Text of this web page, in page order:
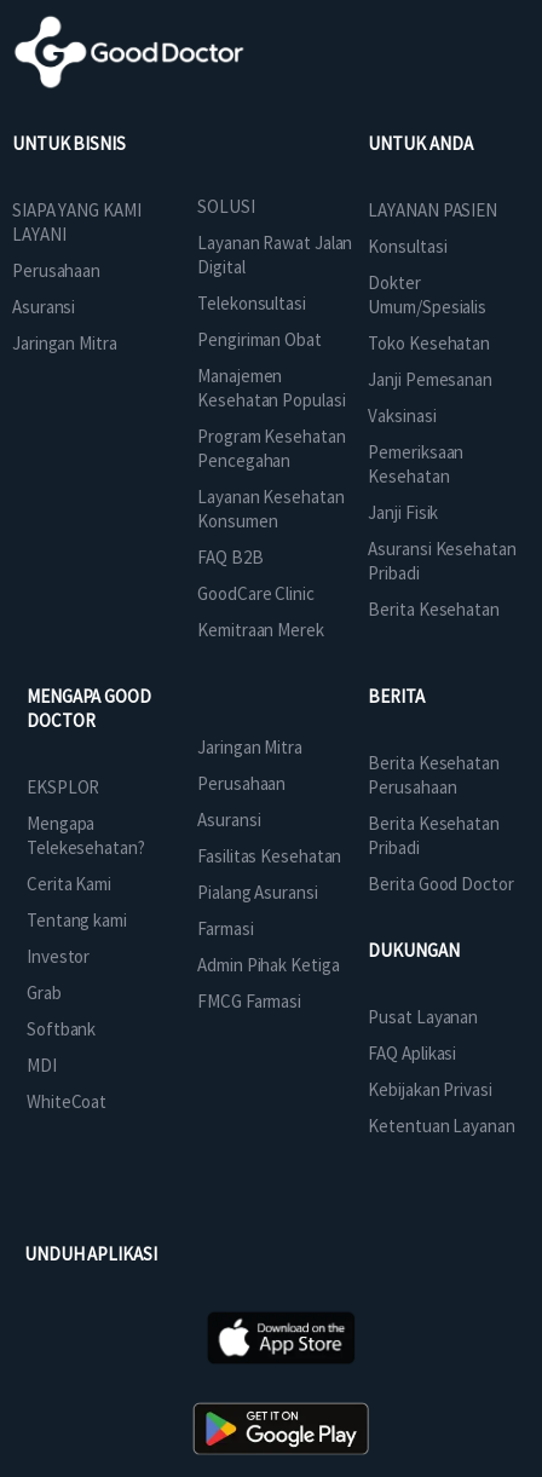
UNTUK BISNIS
SIAPA YANG KAMI
LAYANI
Perusahaan
Asuransi
Jaringan Mitra
SOLUSI
Layanan Rawat Jalan
Digital
Telekonsultasi
Pengiriman Obat
Manajemen
Kesehatan Populasi
Program Kesehatan
Pencegahan
Layanan Kesehatan
Konsumen
FAQ B2B
GoodCare Clinic
Kemitraan Merek
UNTUK ANDA
LAYANAN PASIEN
Konsultasi
Dokter
Umum/Spesialis
Toko Kesehatan
Janji Pemesanan
Vaksinasi
Pemeriksaan
Kesehatan
Janji Fisik
Asuransi Kesehatan
Pribadi
Berita Kesehatan
MENGAPA GOOD
DOCTOR
EKSPLOR
Mengapa
Telekesehatan?
Cerita Kami
Tentang kami
Investor
Grab
Softbank
MDI
WhiteCoat
Jaringan Mitra
Perusahaan
Asuransi
Fasilitas Kesehatan
Pialang Asuransi
Farmasi
Admin Pihak Ketiga
FMCG Farmasi
BERITA
Berita Kesehatan
Perusahaan
Berita Kesehatan
Pribadi
Berita Good Doctor
DUKUNGAN
Pusat Layanan
FAQ Aplikasi
Kebijakan Privasi
Ketentuan Layanan
UNDUH APLIKASI